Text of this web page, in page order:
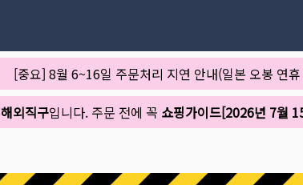
[중요] 8월 6~16일 주문처리 지연 안내(일본 오봉 연
해외직구입니다. 주문 전에 꼭 쇼핑가이드[2026년 7월